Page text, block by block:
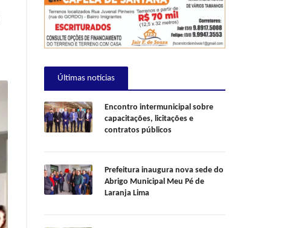
Últimas notícias
Encontro intermunicipal sobre
capacitações, licitações e
contratos públicos
Prefeitura inaugura nova sede do
Abrigo Municipal Meu Pé de
Laranja Lima